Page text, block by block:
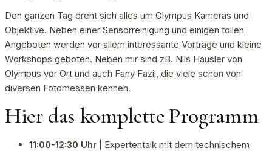
Den ganzen Tag dreht sich alles um Olympus Kameras und
Objektive. Neben einer Sensorreinigung und einigen tollen
Angeboten werden vor allem interessante Vorträge und kleine
Workshops geboten. Neben mir sind zB. Nils Häusler von
Olympus vor Ort und auch Fany Fazil, die viele schon von
diversen Fotomessen kennen.
Hier das komplette Programm
11:00-12:30 Uhr | Expertentalk mit dem technischem